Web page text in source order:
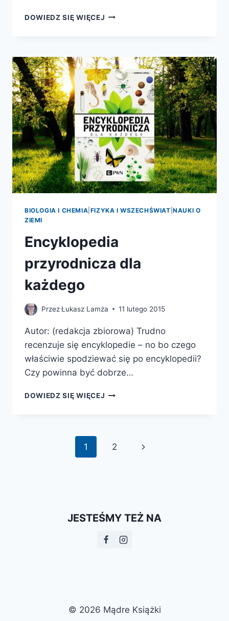
DOWIEDZ SIĘ WIĘCEJ SERIA
DLA
PASJONATÓW
NAUKI
BIOLOGIA I CHEMIA FIZYKA I WSZECHŚWIAT |NAUKI O
ZIEMI
Encyklopedia
przyrodnicza dla
każdego
PrzezŁukasz Lamża 11 lutego 2015
Autor: (redakcja zbiorowa) Trudno
recenzuje się encyklopedie – no bo czego
właściwie spodziewać się po encyklopedii?
Czy powinna być dobrze…
DOWIEDZ SIĘ WIĘCEJ ENCYKLOPEDIA
Nawigacja1 2
Następna
JESTEŚMY TEŻ NA
© 2026 Mądre Książki